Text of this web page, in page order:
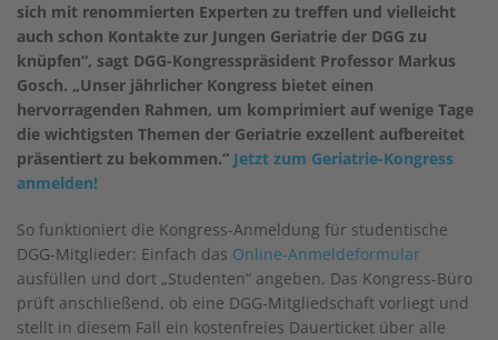
sich mit renommierten Experten zu treffen und vielleicht
auch schon Kontakte zur Jungen Geriatrie der DGG zu
knüpfen“, sagt DGG-Kongresspräsident Professor Markus
Gosch. „Unser jährlicher Kongress bietet einen
hervorragenden Rahmen, um komprimiert auf wenige Tage
die wichtigsten Themen der Geriatrie exzellent aufbereitet
präsentiert zu bekommen.“ Jetzt zum Geriatrie-Kongress
anmelden!
So funktioniert die Kongress-Anmeldung für studentische
DGG-Mitglieder: Einfach das Online-Anmeldeformular
ausfüllen und dort „Studenten“ angeben. Das Kongress-Büro
prüft anschließend, ob eine DGG-Mitgliedschaft vorliegt und
stellt in diesem Fall ein kostenfreies Dauerticket über alle